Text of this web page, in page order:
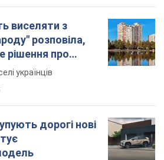
виселяти з
розповіла,
рішення про
українців
дорогі нові